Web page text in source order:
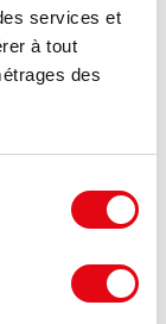
services et
à tout
des